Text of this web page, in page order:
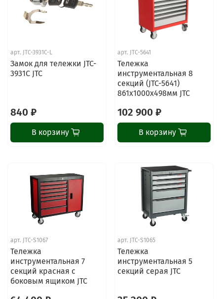
арт. JTC-3931C-L
Замок для тележки JTC-
3931C JTC
840 ₽
В корзину
арт. JTC-5641
Тележка
инструментальная 8
секций (JTC-5641)
861х1000х498мм JTC
102 900 ₽
В корзину
арт. JTC-S1067
Тележка
инструментальная 7
секций красная с
боковым ящиком JTC
арт. JTC-S1065
Тележка
инструментальная 5
секций серая JTC